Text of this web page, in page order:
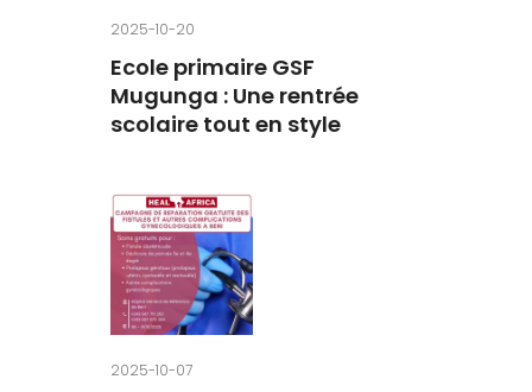
2025-10-20
Ecole primaire GSF
Mugunga : Une rentrée
scolaire tout en style
2025-10-07